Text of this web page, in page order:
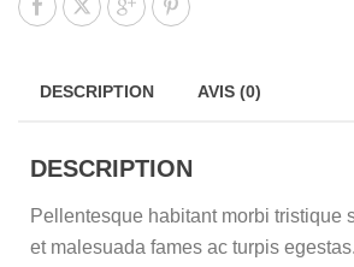
DESCRIPTION AVIS (0)
DESCRIPTION
Pellentesque habitant morbi tristique
et malesuada fames ac turpis